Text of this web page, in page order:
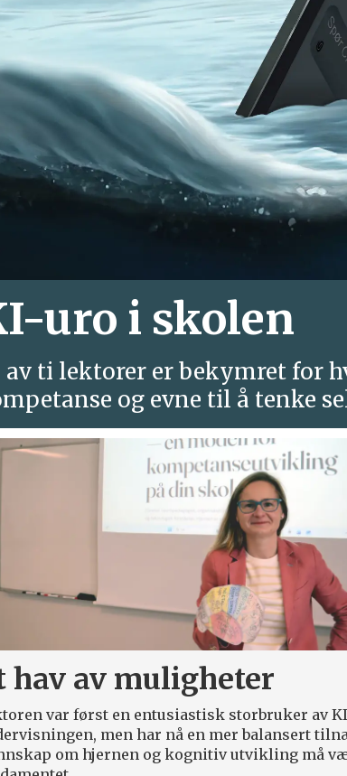
uro i skolen
av ti lektorer er bekymret for
og evne til å tenke
hav av muligheter
var først en entusiastisk storbruker av
men har nå en mer balansert
om hjernen og kognitiv utvikling må